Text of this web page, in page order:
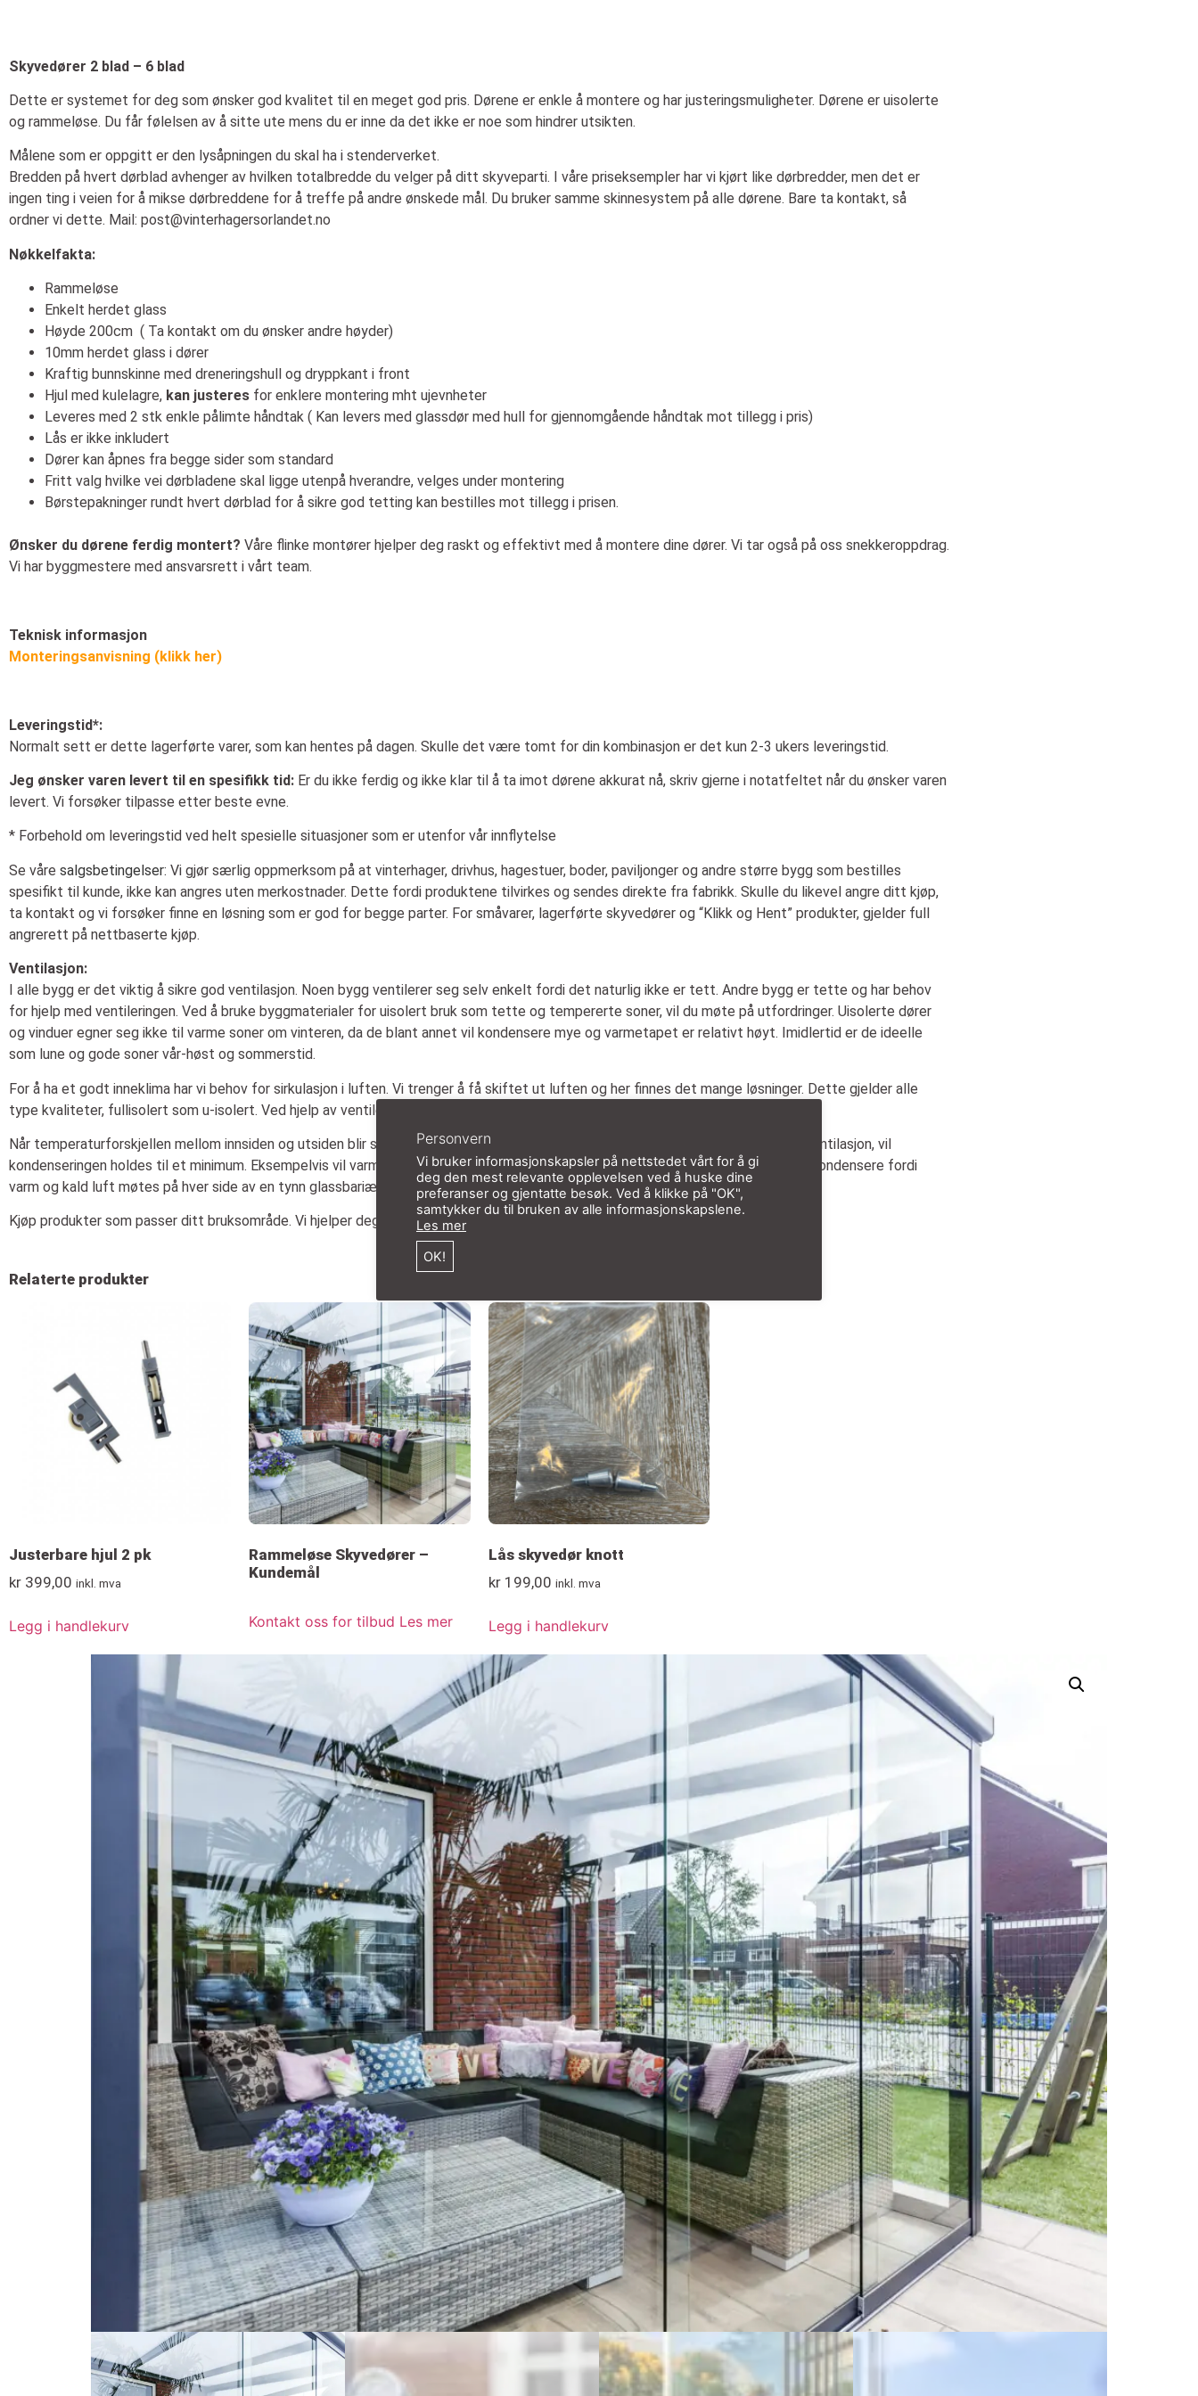
Skyvedører 2 blad – 6 blad
Dette er systemet for deg som ønsker god kvalitet til en meget god pris. Dørene er enkle å montere og har justeringsmuligheter. Dørene er uisolerte
og rammeløse. Du får følelsen av å sitte ute mens du er inne da det ikke er noe som hindrer utsikten.
Målene som er oppgitt er den lysåpningen du skal ha i stenderverket.
Bredden på hvert dørblad avhenger av hvilken totalbredde du velger på ditt skyveparti. I våre priseksempler har vi kjørt like dørbredder, men det er
ingen ting i veien for å mikse dørbreddene for å treffe på andre ønskede mål. Du bruker samme skinnesystem på alle dørene. Bare ta kontakt, så
ordner vi dette. Mail: post@vinterhagersorlandet.no
Nøkkelfakta:
Rammeløse
Enkelt herdet glass
Høyde 200cm ( Ta kontakt om du ønsker andre høyder)
10mm herdet glass i dører
Kraftig bunnskinne med dreneringshull og dryppkant i front
Hjul med kulelagre, kan justeres for enklere montering mht ujevnheter
Leveres med 2 stk enkle pålimte håndtak ( Kan levers med glassdør med hull for gjennomgående håndtak mot tillegg i pris)
Lås er ikke inkludert
Dører kan åpnes fra begge sider som standard
Fritt valg hvilke vei dørbladene skal ligge utenpå hverandre, velges under montering
Børstepakninger rundt hvert dørblad for å sikre god tetting kan bestilles mot tillegg i prisen.
Ønsker du dørene ferdig montert? Våre flinke montører hjelper deg raskt og effektivt med å montere dine dører. Vi tar også på oss snekkeroppdrag.
Vi har byggmestere med ansvarsrett i vårt team.
Teknisk informasjon
Monteringsanvisning (klikk her)
Leveringstid*:
Normalt sett er dette lagerførte varer, som kan hentes på dagen. Skulle det være tomt for din kombinasjon er det kun 2-3 ukers leveringstid.
Jeg ønsker varen levert til en spesifikk tid: Er du ikke ferdig og ikke klar til å ta imot dørene akkurat nå, skriv gjerne i notatfeltet når du ønsker varen
levert. Vi forsøker tilpasse etter beste evne.
* Forbehold om leveringstid ved helt spesielle situasjoner som er utenfor vår innflytelse
Se våre salgsbetingelser: Vi gjør særlig oppmerksom på at vinterhager, drivhus, hagestuer, boder, paviljonger og andre større bygg som bestilles
spesifikt til kunde, ikke kan angres uten merkostnader. Dette fordi produktene tilvirkes og sendes direkte fra fabrikk. Skulle du likevel angre ditt kjøp,
ta kontakt og vi forsøker finne en løsning som er god for begge parter. For småvarer, lagerførte skyvedører og “Klikk og Hent” produkter, gjelder full
angrerett på nettbaserte kjøp.
Ventilasjon:
I alle bygg er det viktig å sikre god ventilasjon. Noen bygg ventilerer seg selv enkelt fordi det naturlig ikke er tett. Andre bygg er tette og har behov
for hjelp med ventileringen. Ved å bruke byggmaterialer for uisolert bruk som tette og tempererte soner, vil du møte på utfordringer. Uisolerte dører
og vinduer egner seg ikke til varme soner om vinteren, da de blant annet vil kondensere mye og varmetapet er relativt høyt. Imidlertid er de ideelle
som lune og gode soner vår-høst og sommerstid.
For å ha et godt inneklima har vi behov for sirkulasjon i luften. Vi trenger å få skiftet ut luften og her finnes det mange løsninger. Dette gjelder alle
type kvaliteter, fullisolert som u-isolert. Ved hjelp av ventiler og vifter av ulike slag vil du få god hjelp til å sirkulere luft.
Når temperaturforskjellen mellom innsiden og utsiden blir stor vil det kondensere. Ved godt isolerte glass og profiler, samt god ventilasjon, vil
kondenseringen holdes til et minimum. Eksempelvis vil varm luft på innsiden av et u-isolert glass med kald luft på utsiden, særlig kondensere fordi
varm og kald luft møtes på hver side av en tynn glassbariære.
Kjøp produkter som passer ditt bruksområde. Vi hjelper deg gjerne med råd og tips.
Relaterte produkter
Justerbare hjul 2 pk
kr 399,00 inkl. mva
Legg i handlekurv
Rammeløse Skyvedører –
Kundemål
Kontakt oss for tilbud Les mer
Lås skyvedør knott
kr199,00 inkl. mva
Legg i handlekurv
Personvern
Vi bruker informasjonskapsler på nettstedet vårt for å gi
deg den mest relevante opplevelsen ved å huske dine
preferanser og gjentatte besøk. Ved å klikke på "OK",
samtykker du til bruken av alle informasjonskapslene.
Les mer
OK!